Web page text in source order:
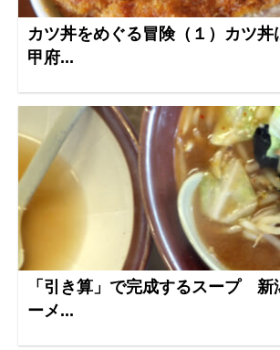
カツ丼をめぐる冒険（１）カツ丼
甲府...
「引き算」で完成するスープ 新
ーメ...